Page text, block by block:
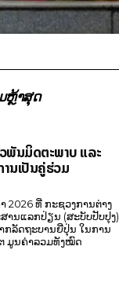
ຫຼ້າສຸດ
ພັນມິດຕະພາບ ແລະ
ນເປັນຄູ່ຮ່ວມ
2026 ທີ່ ກະຊວງການຕ່າງ
ານແລກປ່ຽນ (ສະບັບປັບປຸງ)
ກລັດຖະບານຍີ່ປຸ່ນ ໃນການ
ມູນຄ່າລວມທັງໝົດ